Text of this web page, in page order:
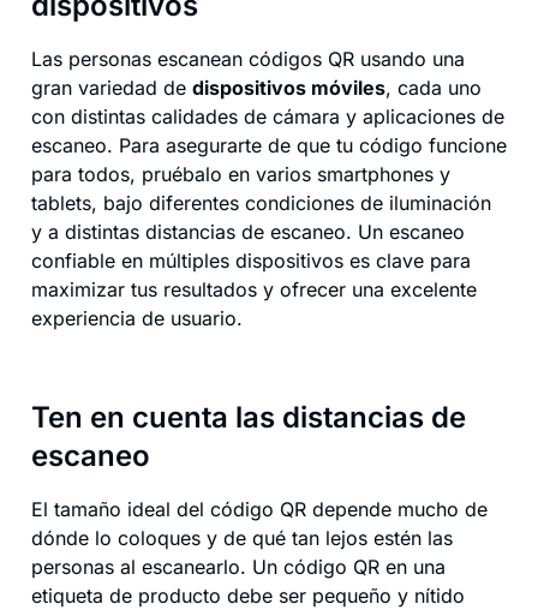
Las personas escanean códigos QR usando una
gran variedad de dispositivos móviles, cada uno
con distintas calidades de cámara y aplicaciones de
escaneo. Para asegurarte de que tu código funcione
para todos, pruébalo en varios smartphones y
tablets, bajo diferentes condiciones de iluminación
y a distintas distancias de escaneo. Un escaneo
confiable en múltiples dispositivos es clave para
maximizar tus resultados y ofrecer una excelente
experiencia de usuario.
Ten en cuenta las distancias de
escaneo
El tamaño ideal del código QR depende mucho de
dónde lo coloques y de qué tan lejos estén las
personas al escanearlo. Un código QR en una
etiqueta de producto debe ser pequeño y nítido